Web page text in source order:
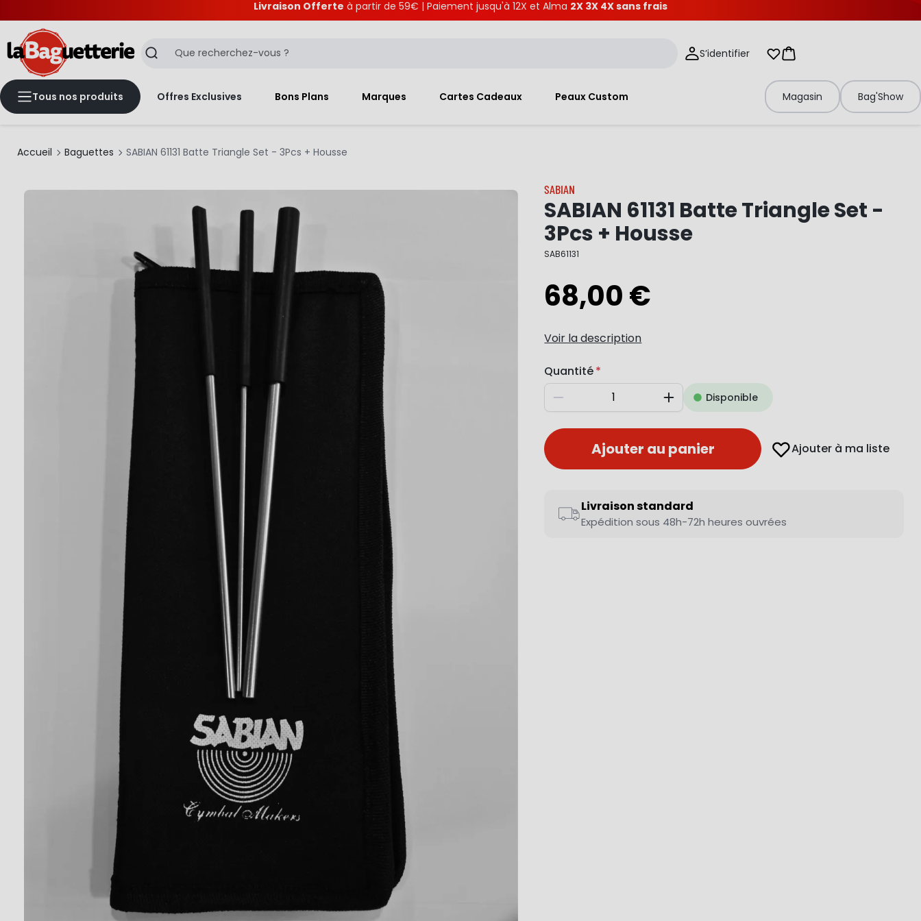
Livraison Offerte à partir de 59€ | Paiement jusqu'à 12X et Alma 2X 3X 4X sans frais
Recherche S’identifier Mes listes d'envies
Panier
Tous nos produits Offres Exclusives Bons Plans Marques Cartes Cadeaux Peaux Custom Magasin Bag'Show
Accueil Baguettes SABIAN 61131 Batte Triangle Set - 3Pcs + Housse
SABIAN
SABIAN 61131 Batte Triangle Set -
3Pcs + Housse
SAB61131
68,00 €
Voir la description
Quantité
Diminuer AugmenterDisponible
Ajouter au panier Ajouter à ma liste
Livraison standard
Expédition sous 48h-72h heures ouvrées